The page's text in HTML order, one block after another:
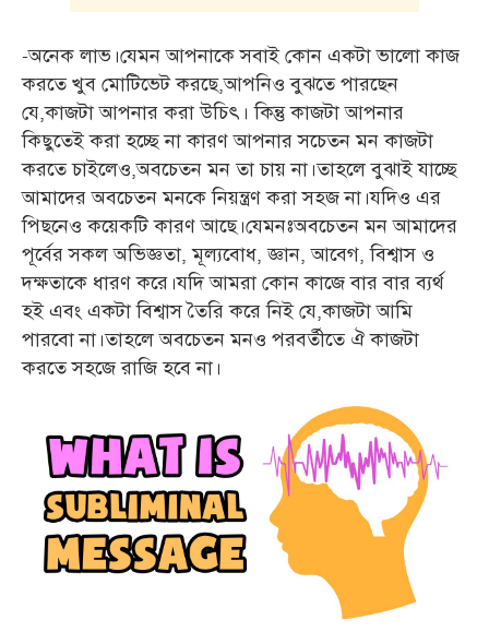
-অনেক লাভ।যেমন আপনাকে সবাই কোন একটা ভালো কাজ
করতে খুব মোটিভেট করছে,আপনিও বুঝতে পারছেন
যে,কাজটা আপনার করা উচিৎ। কিন্তু কাজটা আপনার
কিছুতেই করা হচ্ছে না কারণ আপনার সচেতন মন কাজটা
করতে চাইলেও,অবচেতন মন তা চায় না।তাহলে বুঝাই যাচ্ছে
আমাদের অবচেতন মনকে নিয়ন্ত্রণ করা সহজ না।যদিও এর
পিছনেও কয়েকটি কারণ আছে।যেমনঃঅবচেতন মন আমাদের
পূর্বের সকল অভিজ্ঞতা, মূল্যবোধ, জ্ঞান, আবেগ, বিশ্বাস ও
দক্ষতাকে ধারণ করে।যদি আমরা কোন কাজে বার বার ব্যর্থ
হই এবং একটা বিশ্বাস তৈরি করে নিই যে,কাজটা আমি
পারবো না।তাহলে অবচেতন মনও পরবর্তীতে ঐ কাজটা
করতে সহজে রাজি হবে না।